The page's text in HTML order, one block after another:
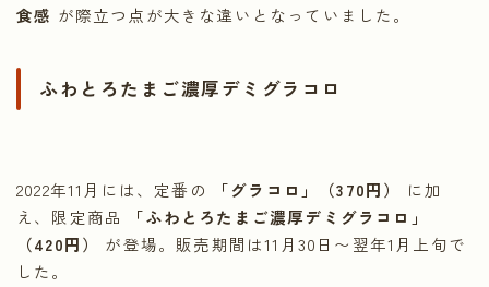
食感 が際立つ点が大きな違いとなっていました。
ふわとろたまご濃厚デミグラコロ
2022年11月には、定番の 「グラコロ」（370円）
に加
え、限定商品
「ふわとろたまご濃厚デミグラコロ」
（420円）
が登場。販売期間は11月30日〜翌年1月上旬で
した。